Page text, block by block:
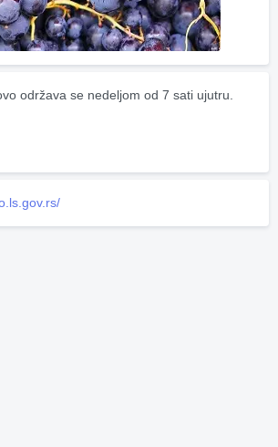
održava se nedeljom od 7 sati ujutru.